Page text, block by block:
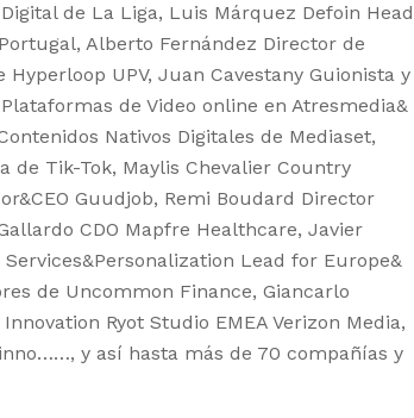
de La Liga, Luis Márquez Defoin Head
Alberto Fernández Director de
UPV, Juan Cavestany Guionista y
de Video online en Atresmedia&
Nativos Digitales de Mediaset,
de Tik-Tok, Maylis Chevalier Country
Guudjob, Remi Boudard Director
CDO Mapfre Healthcare, Javier
Lead for Europe&
de Uncommon Finance, Giancarlo
Ryot Studio EMEA Verizon Media,
y así hasta más de 70 compañías y